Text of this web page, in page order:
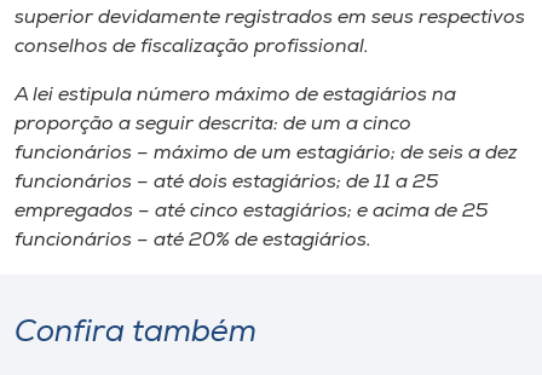
superior devidamente registrados em seus respectivos
conselhos de fiscalização profissional.
A lei estipula número máximo de estagiários na
proporção a seguir descrita: de um a cinco
funcionários – máximo de um estagiário; de seis a dez
funcionários – até dois estagiários; de 11 a 25
empregados – até cinco estagiários; e acima de 25
funcionários – até 20% de estagiários.
Confira também